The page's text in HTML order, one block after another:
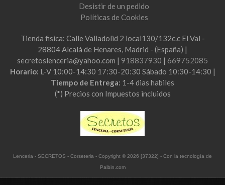
Desistir de un pedido
Políticas de Cookies
Tienda fisica: Calle Valladolid 2 local130/132c.c El Val -
28804 Alcalá de Henares, Madrid - (España) |
secretoslenceria@yahoo.com | 918837930 | 669752085
Horario: L-V 10:00-14:30 17:30-20:30 Sábado 10:30-14:30 |
Tiempo de Entrega: 1-4 dias habiles
(*) Precios con Impuestos incluidos
Lenceria - SECRETOS - Corseteria - Copyright © 2026 [37322] - Con la tecnología de
Palbin.com